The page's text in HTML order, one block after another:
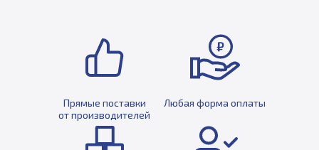
Прямые поставки
от производителей
Любая форма оплаты